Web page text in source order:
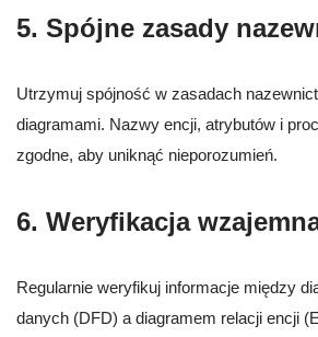
5. Spójne zasady
Utrzymuj spójność w zasadach
diagramami. Nazwy encji, atrybutów i
zgodne, aby uniknąć nieporozumień.
6. Weryfikacja
Regularnie weryfikuj informacje między
danych (DFD) a diagramem relacji encji